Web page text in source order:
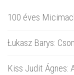
100 éves
Łukasz Barys:
Kiss Judit Ágnes: